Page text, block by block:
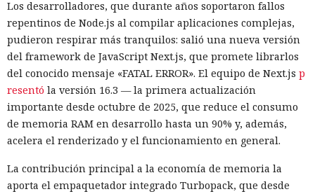
Los desarrolladores, que durante años soportaron fallos
repentinos de Node.js al compilar aplicaciones complejas,
pudieron respirar más tranquilos: salió una nueva versión
del framework de JavaScript Next.js, que promete librarlos
del conocido mensaje «FATAL ERROR». El equipo de Next.js p
resentó la versión 16.3 — la primera actualización
importante desde octubre de 2025, que reduce el consumo
de memoria RAM en desarrollo hasta un 90% y, además,
acelera el renderizado y el funcionamiento en general.
La contribución principal a la economía de memoria la
aporta el empaquetador integrado Turbopack, que desde